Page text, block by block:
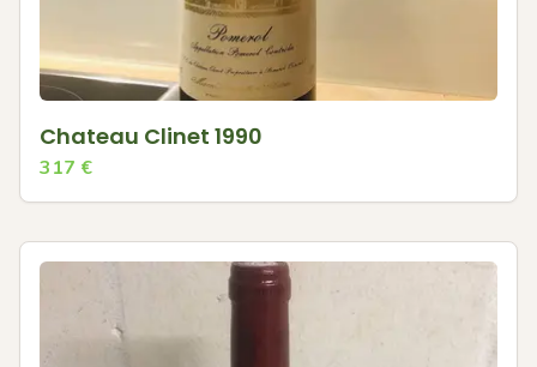
Chateau Clinet 1990
317 €